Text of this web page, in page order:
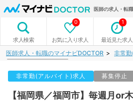
医師の求人・転
求人検索 お気に入り求人
0
最近見た求人
1
医師求人・転職のマイナビDOCTOR 非常
非常勤(アルバイト)求人 募集停止
【福岡県／福岡市】毎週月or